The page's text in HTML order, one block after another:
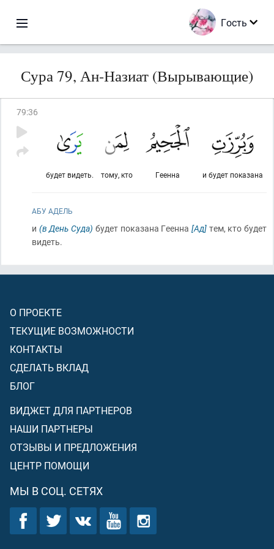
Гость
Сура 79, Ан-Назиат (Вырывающие)
79:36
и будет показана
Геенна
тому, кто
будет видеть.
АБУ АДЕЛЬ
и (в День Суда) будет показана Геенна [Ад]тем, кто будет
видеть.
О ПРОЕКТЕ
ТЕКУЩИЕ ВОЗМОЖНОСТИ
КОНТАКТЫ
СДЕЛАТЬ ВКЛАД
БЛОГ
ВИДЖЕТ ДЛЯ ПАРТНЕРОВ
НАШИ ПАРТНЕРЫ
ОТЗЫВЫ И ПРЕДЛОЖЕНИЯ
ЦЕНТР ПОМОЩИ
МЫ В СОЦ. СЕТЯХ